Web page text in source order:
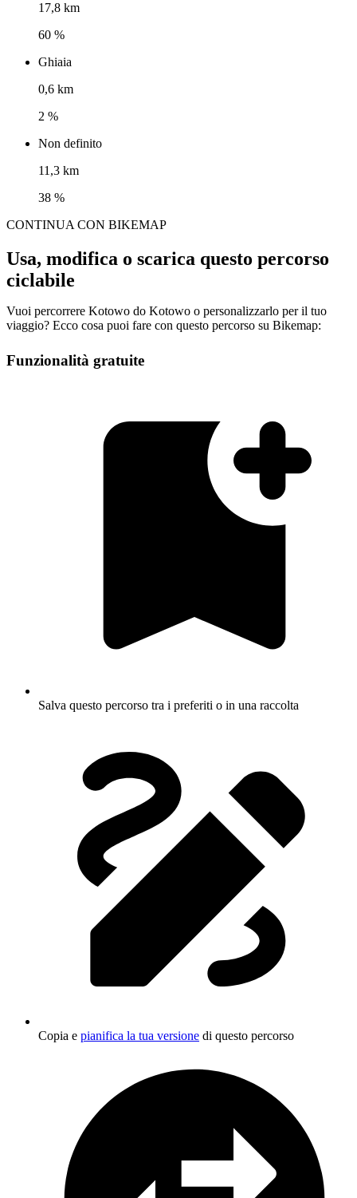
17,8 km
60 %
Ghiaia
0,6 km
2 %
Non definito
11,3 km
38 %
CONTINUA CON BIKEMAP
Usa, modifica o scarica questo percorso
ciclabile
Vuoi percorrere Kotowo do Kotowo o personalizzarlo per il tuo
viaggio? Ecco cosa puoi fare con questo percorso su Bikemap:
Funzionalità gratuite
Salva questo percorso tra i preferiti o in una raccolta
Copia e pianifica la tua versione di questo percorso